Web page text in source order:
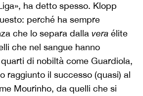
ha detto spesso. Klopp
perché ha sempre
che lo separa dalla vera élite
che nel sangue hanno
di nobiltà come Guardiola,
raggiunto il successo (quasi) al
Mourinho, da quelli che si